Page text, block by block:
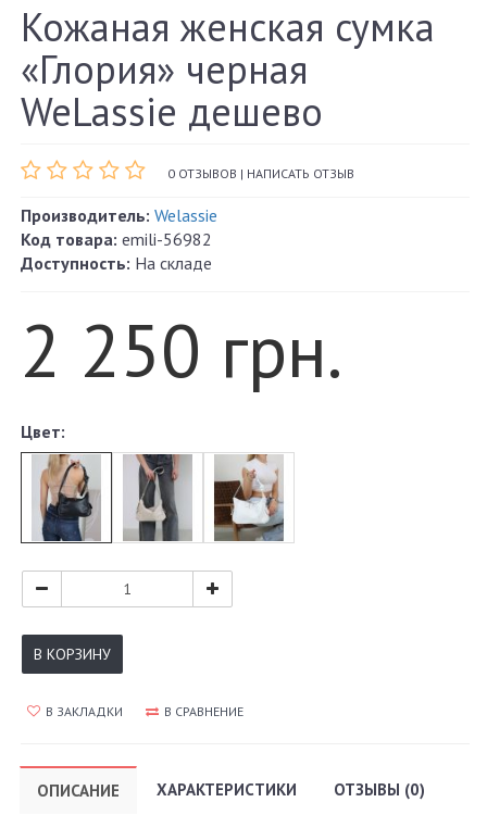
Кожаная женская сумка
«Глория» черная
WeLassie дешево
0 ОТЗЫВОВ | НАПИСАТЬ ОТЗЫВ
Производитель: Welassie
Код товара: emili-56982
Доступность: На складе
2 250 грн.
Цвет:
В КОРЗИНУ
В ЗАКЛАДКИ В СРАВНЕНИЕ
ОПИСАНИЕ ХАРАКТЕРИСТИКИ ОТЗЫВЫ (0)